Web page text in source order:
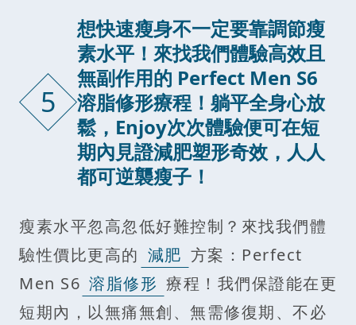
5
想快速瘦身不一定要靠調節瘦
素水平！來找我們體驗高效且
無副作用的 Perfect Men S6
溶脂修形療程！躺平全身心放
鬆，Enjoy次次體驗便可在短
期內見證減肥塑形奇效，人人
都可逆襲瘦子！
瘦素水平忽高忽低好難控制？來找我們體
驗性價比更高的 減肥 方案：Perfect
Men S6 溶脂修形 療程！我們保證能在更
短期內，以無痛無創、無需修復期、不必